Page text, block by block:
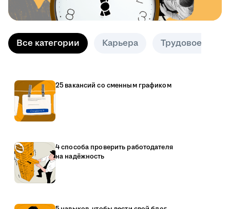
Все категории Карьера Трудовое право
25 вакансий со сменным графиком
4 способа проверить работодателя
на надёжность